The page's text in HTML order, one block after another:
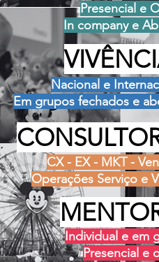
Presencial e
In company e
CX - EX - MKT -
Operações Serviço e
Individual e em
Presencial e
Nacional e
Em grupos fechados e